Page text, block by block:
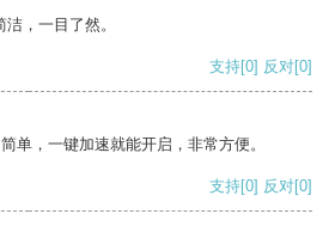
，一目了然。
支持[0] 反对[0]
单，一键加速就能开启，非常方便。
支持[0] 反对[0]